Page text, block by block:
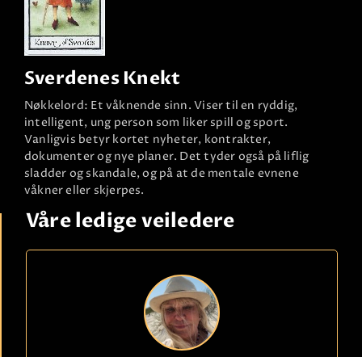
Sverdenes Knekt
Nøkkelord: Et våknende sinn. Viser til en ryddig,
intelligent, ung person som liker spill og sport.
Vanligvis betyr kortet nyheter, kontrakter,
dokumenter og nye planer. Det tyder også på liflig
sladder og skandale, og på at de mentale evnene
våkner eller skjerpes.
Våre ledige veiledere